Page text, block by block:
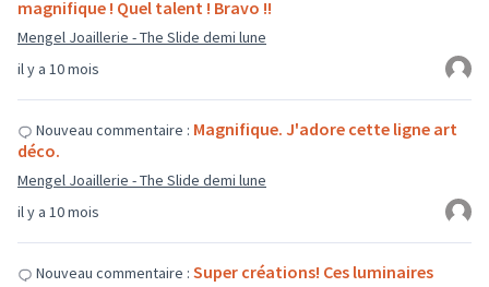
il y a 10 mois
magnifique ! Quel talent ! Bravo !!
Mengel Joaillerie - The Slide demi lune
il y a 10 mois
Nouveau commentaire : Magnifique. J'adore cette ligne art
déco.
Mengel Joaillerie - The Slide demi lune
Nouveau commentaire : Super créations! Ces luminaires